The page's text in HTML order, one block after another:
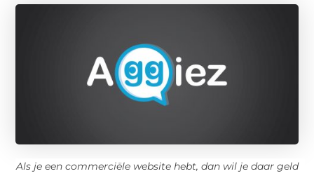
Als je een commerciële website hebt, dan wil je daar geld